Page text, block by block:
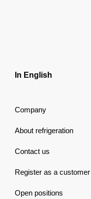
In English
Company
About refrigeration
Contact us
Register as a customer
Open positions